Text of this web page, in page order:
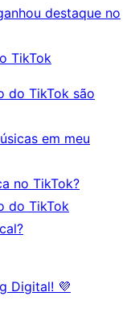
destaque no
TikTok
do TikTok são
em meu
no TikTok?
do TikTok
Digital! 💜